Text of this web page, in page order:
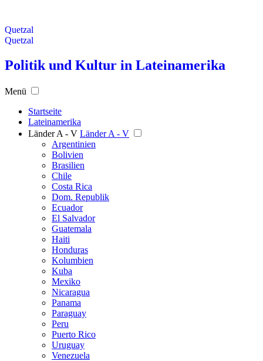
Quetzal
Quetzal
Politik und Kultur in Lateinamerika
Menü
Startseite
Lateinamerika
Länder A - V Länder A - V
Argentinien
Bolivien
Brasilien
Chile
Costa Rica
Dom. Republik
Ecuador
El Salvador
Guatemala
Haiti
Honduras
Kolumbien
Kuba
Mexiko
Nicaragua
Panama
Paraguay
Peru
Puerto Rico
Uruguay
Venezuela